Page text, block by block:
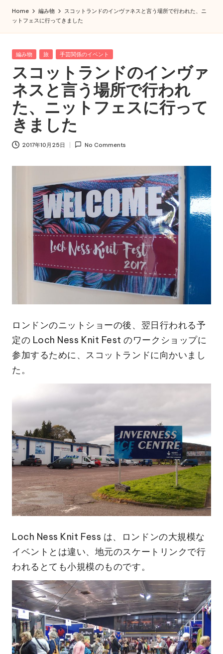
Home 編み物
スコットランドのインヴァネスと言う場所で行われた、ニ
ットフェスに行ってきました
Posted
編み物 旅 手芸関係のイベント
スコットランドのインヴァ
ネスと言う場所で行われ
た、ニットフェスに行って
きました
2017年10月25日 No Comments
ロンドンのニットショーの後、翌日行われる予
定の Loch Ness Knit Fest のワークショップに
参加するために、スコットランドに向かいまし
た。
Loch Ness Knit Fess は、ロンドンの大規模な
イベントとは違い、地元のスケートリンクで行
われるとても小規模のものです。